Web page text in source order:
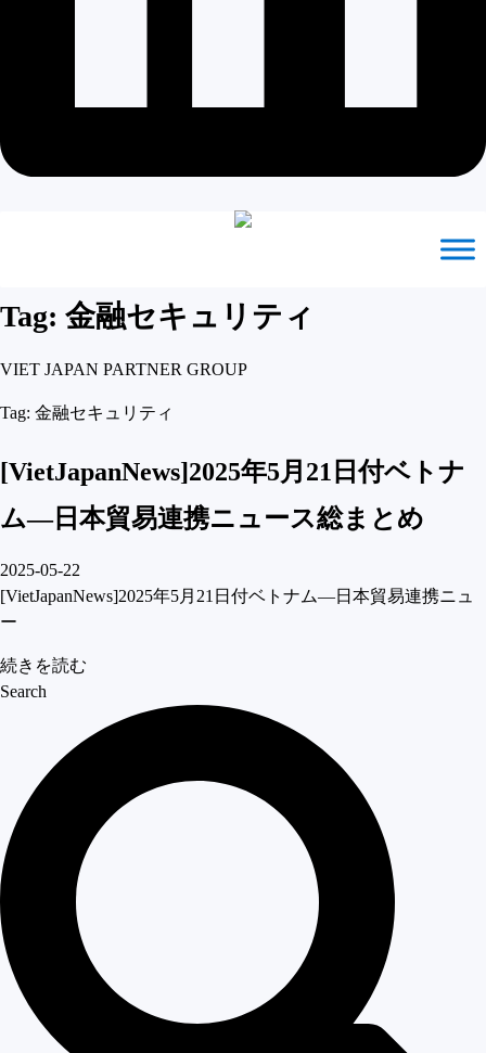
Tag: 金融セキュリティ
VIET JAPAN PARTNER GROUP
Tag: 金融セキュリティ
[VietJapanNews]2025年5月21日付ベトナ
ム―日本貿易連携ニュース総まとめ
2025-05-22
[VietJapanNews]2025年5月21日付ベトナム―日本貿易連携ニュ
ー
続きを読む
Search